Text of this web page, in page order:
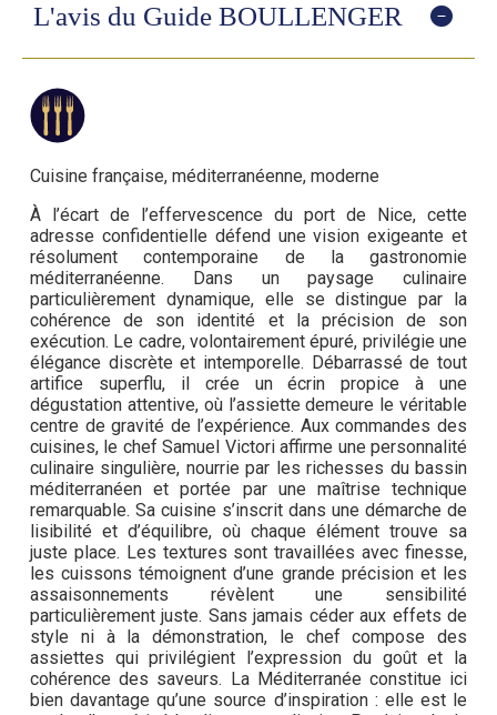
L'avis du Guide BOULLENGER
Cuisine française, méditerranéenne, moderne
À l’écart de l’effervescence du port de Nice, cette
adresse confidentielle défend une vision exigeante et
résolument contemporaine de la gastronomie
méditerranéenne. Dans un paysage culinaire
particulièrement dynamique, elle se distingue par la
cohérence de son identité et la précision de son
exécution. Le cadre, volontairement épuré, privilégie une
élégance discrète et intemporelle. Débarrassé de tout
artifice superflu, il crée un écrin propice à une
dégustation attentive, où l’assiette demeure le véritable
centre de gravité de l’expérience. Aux commandes des
cuisines, le chef Samuel Victori affirme une personnalité
culinaire singulière, nourrie par les richesses du bassin
méditerranéen et portée par une maîtrise technique
remarquable. Sa cuisine s’inscrit dans une démarche de
lisibilité et d’équilibre, où chaque élément trouve sa
juste place. Les textures sont travaillées avec finesse,
les cuissons témoignent d’une grande précision et les
assaisonnements révèlent une sensibilité
particulièrement juste. Sans jamais céder aux effets de
style ni à la démonstration, le chef compose des
assiettes qui privilégient l’expression du goût et la
cohérence des saveurs. La Méditerranée constitue ici
bien davantage qu’une source d’inspiration : elle est le